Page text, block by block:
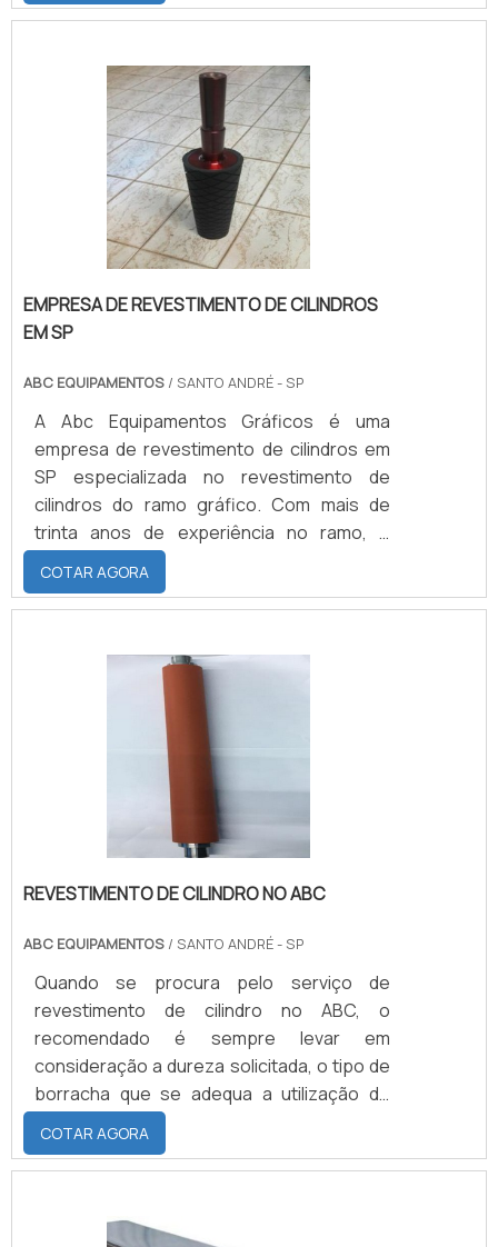
de suma importância que o cliente saiba
submetidos.PRINCIPAIS CARACTERÍSTICAS
DOS REVESTIMENTOS O revestimento de
borracha para rolos é um material macio e
frágil que necessita de alguns cuid.
EMPRESA DE REVESTIMENTO DE CILINDROS
EM SP
ABC EQUIPAMENTOS / SANTO ANDRÉ - SP
A Abc Equipamentos Gráficos é uma
empresa de revestimento de cilindros em
SP especializada no revestimento de
cilindros do ramo gráfico. Com mais de
trinta anos de experiência no ramo, é
reconhecida pela qualidade de seus
produtos, para máquinas gráficas,
laminadora, extrusora, plastificação, corte
ONDE ENCONTRAR O MELHOR
REVESTIMENTO DE CILINDROSA empresa
busca incessantemente o aprimoramento
das suas atividades e qualificação de seus
colaboradores, para.
COTAR AGORA
REVESTIMENTO DE CILINDRO NO ABC
ABC EQUIPAMENTOS / SANTO ANDRÉ - SP
Quando se procura pelo serviço de
revestimento de cilindro no ABC, o
recomendado é sempre levar em
consideração a dureza solicitada, o tipo de
borracha que se adequa a utilização do
material que varia de acordo com a
utilização ou não de verniz e outros
solventes que serão utilizados no
MATERIAIS USADOS NO REVESTIMENTOO
COTAR AGORA